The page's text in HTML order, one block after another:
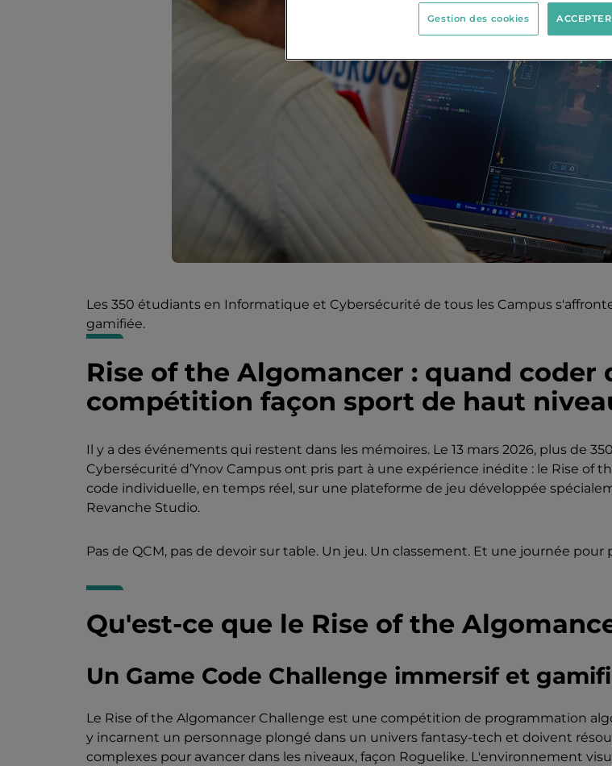
Les 350 étudiants en Informatique et Cybersécurité de tous les Campus
gamifiée.
Rise of the Algomancer : quand coder
compétition façon sport de haut
Il y a des événements qui restent dans les mémoires. Le 13 mars 2026, plus de
Cybersécurité d’Ynov Campus ont pris part à une expérience inédite : le Rise of
code individuelle, en temps réel, sur une plateforme de jeu développée
Revanche Studio.
Pas de QCM, pas de devoir sur table. Un jeu. Un classement. Et une journée
Qu'est-ce que le Rise of the
Un Game Code Challenge immersif et
Le Rise of the Algomancer Challenge est une compétition de programmation
y incarnent un personnage plongé dans un univers fantasy-tech et doivent
complexes pour avancer dans les niveaux, façon Roguelike. L'environnement
Gestion des cookies